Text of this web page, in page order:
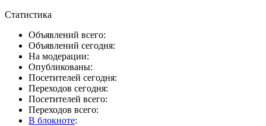
Статистика
Объявлений всего:
Объявлений сегодня:
На модерации:
Опубликованы:
Посетителей сегодня:
Переходов сегодня:
Посетителей всего:
Переходов всего:
В блокноте: